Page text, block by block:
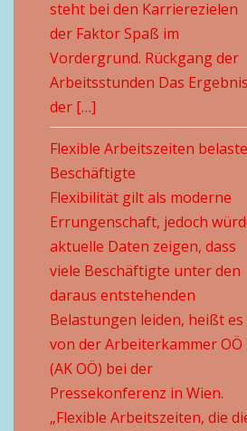
steht bei den Karrierezielen
der Faktor Spaß im
Vordergrund. Rückgang der
Arbeitsstunden Das Ergebnis
der […]
Flexible Arbeitszeiten
Beschäftigte
Flexibilität gilt als moderne
Errungenschaft, jedoch
aktuelle Daten zeigen, dass
viele Beschäftigte unter den
daraus entstehenden
Belastungen leiden, heißt es
von der Arbeiterkammer OÖ
(AK OÖ) bei der
Pressekonferenz in Wien.
„Flexible Arbeitszeiten, die